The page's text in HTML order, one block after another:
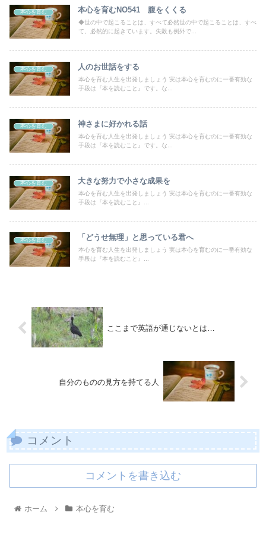
本心を育む 本心を育むNO541 腹をくくる
◆世の中で起こることは、すべて必然世の中で起こることは、すべ
て、必然的に起きています。失敗も例外で...
本心を育む 人のお世話をする
本心を育む人生を出発しましょう 実は本心を育むのに一番有効な
手段は『本を読むこと』です。な...
本心を育む 神さまに好かれる話
本心を育む人生を出発しましょう 実は本心を育むのに一番有効な
手段は『本を読むこと』です。な...
本心を育む 大きな努力で小さな成果を
本心を育む人生を出発しましょう 実は本心を育むのに一番有効な
手段は『本を読むこと』...
本心を育む 「どうせ無理」と思っている君へ
本心を育む人生を出発しましょう 実は本心を育むのに一番有効な
手段は『本を読むこと』...
ここまで英語が通じないとは…
自分のものの見方を持てる人
コメント
コメントを書き込む
ホーム 本心を育む